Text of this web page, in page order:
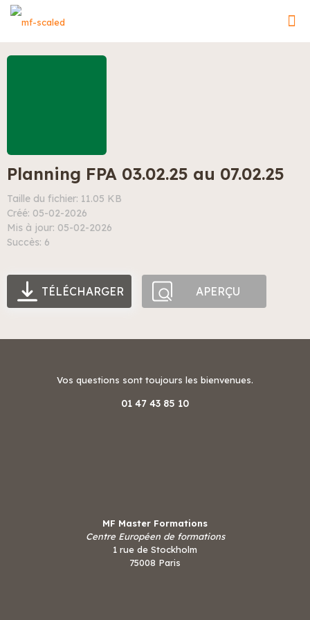
Planning FPA 03.02.25 au 07.02.25
Taille du fichier: 11.05 KB
Créé: 05-02-2026
Mis à jour: 05-02-2026
Succès: 6
TÉLÉCHARGER APERÇU
Vos questions sont toujours les bienvenues.
01 47 43 85 10
MF Master Formations
Centre Européen de formations
1 rue de Stockholm
75008 Paris